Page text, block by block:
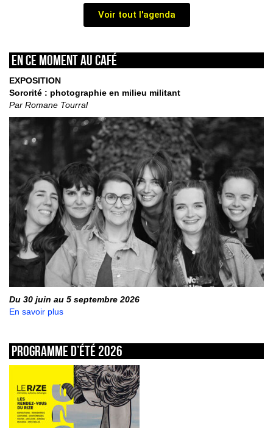
Voir tout l'agenda
En ce moment au café
EXPOSITION
Sororité : photographie en milieu militant
Par Romane Tourral
Du 30 juin au 5 septembre 2026
En savoir plus
Programme d’été 2026